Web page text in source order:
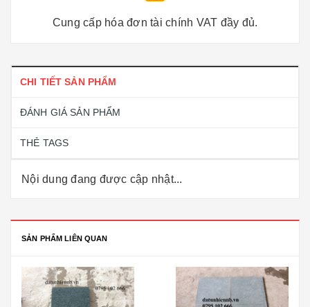
Cung cấp hóa đơn tài chính VAT đầy đủ.
CHI TIẾT SẢN PHẨM
ĐÁNH GIÁ SẢN PHẨM
THẺ TAGS
Nội dung đang được cập nhật...
SẢN PHẨM LIÊN QUAN